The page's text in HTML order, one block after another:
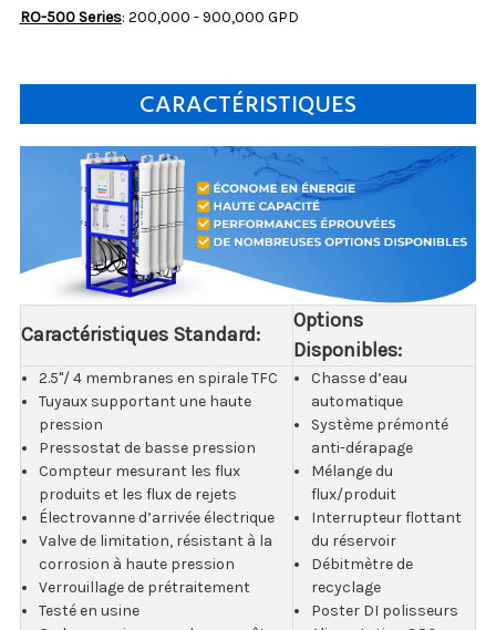
RO-500 Series: 200,000 - 900,000 GPD
CARACTÉRISTIQUES
Caractéristiques Standard:
Options
Disponibles:
2.5"/ 4 membranes en spirale TFC
Tuyaux supportant une haute
pression
Pressostat de basse pression
Compteur mesurant les flux
produits et les flux de rejets
Électrovanne d’arrivée électrique
Valve de limitation, résistant à la
corrosion à haute pression
Verrouillage de prétraitement
Testé en usine
Chasse d’eau
automatique
Système prémonté
anti-dérapage
Mélange du
flux/produit
Interrupteur flottant
du réservoir
Débitmètre de
recyclage
Poster DI polisseurs